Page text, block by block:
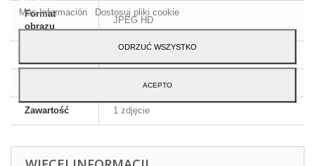
Format
obrazu
JPEG HD
Angielski i francuski
Zawartość 1 zdjęcie
Más Información
Dostosuj pliki cookie
ODRZUĆ WSZYSTKO
ACEPTO